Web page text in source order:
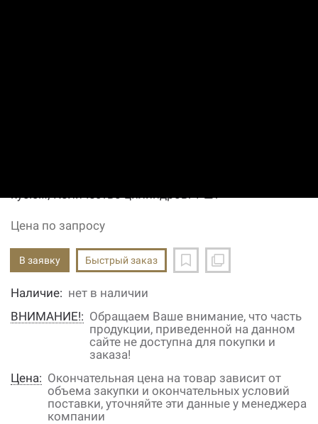
куб.см; Количество цилиндров: 1 шт
Цена по запросу
В заявку Быстрый заказ
Наличие: нет в наличии
ВНИМАНИЕ!: Обращаем Ваше внимание, что часть
продукции, приведенной на данном
сайте не доступна для покупки и
заказа!
Цена: Окончательная цена на товар зависит от
объема закупки и окончательных условий
поставки, уточняйте эти данные у менеджера
компании